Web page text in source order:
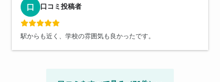
口 口コミ投稿者
駅からも近く、学校の雰囲気も良かったです。